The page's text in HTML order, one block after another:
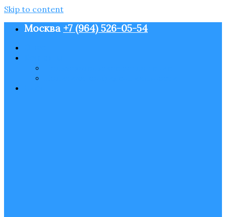
Skip to content
Москва +7 (964) 526-05-54